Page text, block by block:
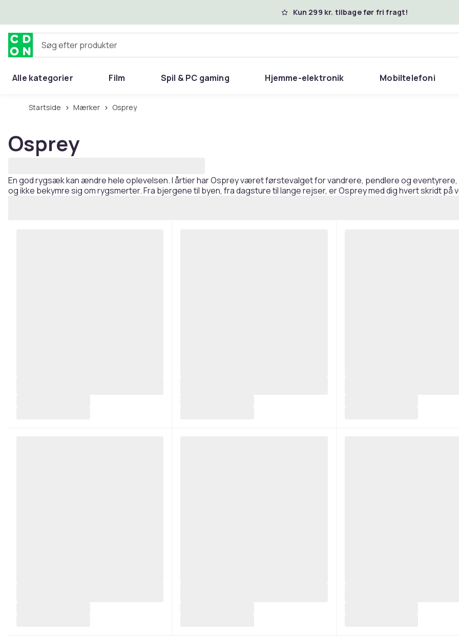
Kun 299 kr. tilbage før fri fragt!
Søg efter produkter
Alle kategorier Film Spil & PC gaming Hjemme-elektronik Mobiltelefoni
Hjem & have
Startside Mærker Osprey
Osprey
En god rygsæk kan ændre hele oplevelsen. I årtier har Osprey været førstevalget for vandrere, pendlere og
og ikke bekymre sig om rygsmerter. Fra bjergene til byen, fra dagsture til lange rejser, er Osprey med dig hvert skridt på